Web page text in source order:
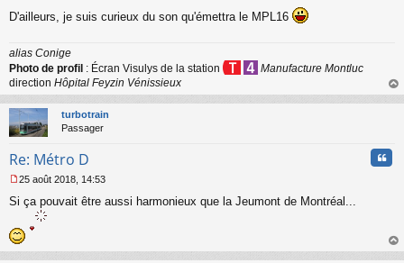
l
D'ailleurs, je suis curieux du son qu'émettra le MPL16
alias Conige
Photo de profil : Écran Visulys de la station
Manufacture Montluc
direction Hôpital Feyzin Vénissieux
au
turbotrain
Passager
Re: Métro D
e
s
a
25 août 2018, 14:53
Si ça pouvait être aussi harmonieux que la Jeumont de Montréal...
au